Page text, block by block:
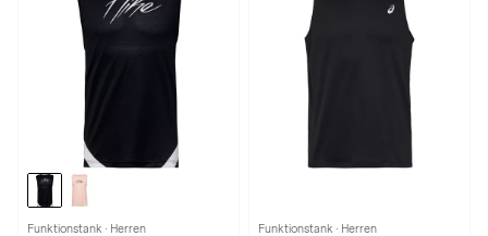
Funktionstank · Herren Funktionstank · Herren